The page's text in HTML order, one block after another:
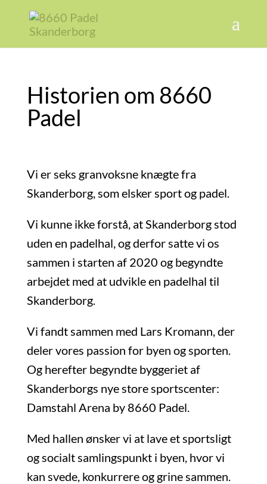
Historien om 8660
Padel
Vi er seks granvoksne knægte fra
Skanderborg, som elsker sport og padel.
Vi kunne ikke forstå, at Skanderborg stod
uden en padelhal, og derfor satte vi os
sammen i starten af 2020 og begyndte
arbejdet med at udvikle en padelhal til
Skanderborg.
Vi fandt sammen med Lars Kromann, der
deler vores passion for byen og sporten.
Og herefter begyndte byggeriet af
Skanderborgs nye store sportscenter:
Damstahl Arena by 8660 Padel.
Med hallen ønsker vi at lave et sportsligt
og socialt samlingspunkt i byen, hvor vi
kan svede, konkurrere og grine sammen.